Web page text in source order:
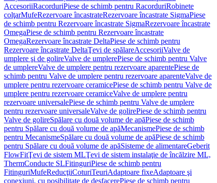
AccesoriiRacorduriPiese de schimb pentru RacorduriRobinete
colţarMufeRezervoare încastrateRezervoare încastrate SigmaPiese
de schimb pentru Rezervoare încastrate SigmaRezervoare încastrate
OmegaPiese de schimb pentru Rezervoare încastrate
OmegaRezervoare încastrate DeltaPiese de schimb pentru
Rezervoare încastrate DeltaŢevi de spălareAccesoriiValve de
umplere şi de golireValve de umplerePiese de schimb pentru Valve
de umplereValve de umplere pentru rezervoare aparentePiese de
schimb pentru Valve de umplere pentru rezervoare aparenteValve de
umplere pentru rezervoare ceramicePiese de schimb pentru Valve de
umplere pentru rezervoare ceramiceValve de umplere pentru
rezervoare universalePiese de schimb pentru Valve de umplere
pentru rezervoare universaleValve de golirePiese de schimb pentru
Valve de golireSpălare cu două volume de apăPiese de schimb
pentru Spălare cu două volume de apăMecanismePiese de schimb
pentru MecanismeSpălare cu două volume de apăPiese de schimb
pentru Spălare cu două volume de apăSisteme de alimentareGeberit
FlowFitŢevi de sistem MLŢevi de sistem instalaţie de încălzire ML,
ThermConducte SLFitinguriPiese de schimb pentru
FitinguriMufeReducţiiCoturiTeuriAdaptoare fixeAdaptoare şi
conexiuni, cu posibilitate de desfacerePiese de schimb pentru